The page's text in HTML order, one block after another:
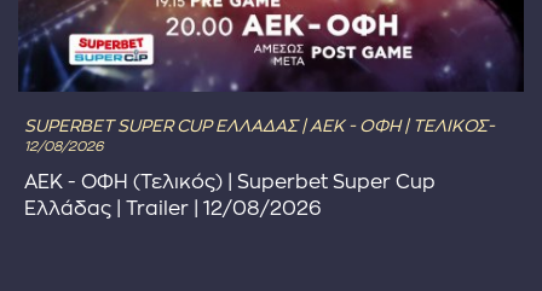
SUPERBET SUPER CUP ΕΛΛΑΔΑΣ | ΑΕΚ - ΟΦΗ | ΤΕΛΙΚΟΣ-
12/08/2026
ΑΕΚ - ΟΦΗ (Τελικός) | Superbet Super Cup
Ελλάδας | Trailer | 12/08/2026